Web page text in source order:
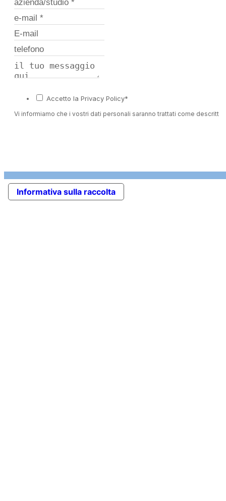
Accetto la Privacy Policy*
Vi informiamo che i vostri dati personali saranno trattati come descritto
Informativa sulla raccolta